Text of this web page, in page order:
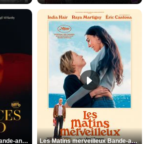
Les Silences de Riyad Bande-annonce VO STFR Les Matins merveilleux Bande-annonce VF